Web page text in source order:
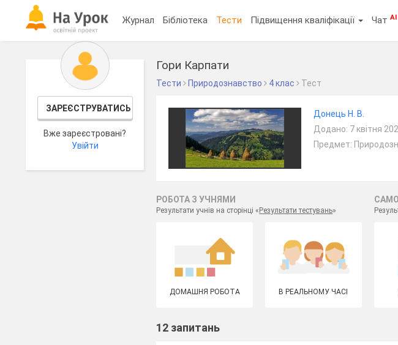
Журнал Бібліотека Тести Підвищення кваліфікації ЧатAI
ЗАРЕЄСТРУВАТИСЬ
Вже зареєстровані?
Увійти
Гори Карпати
Тести Природознавство 4 клас Тест
Донець Н. В.
Додано: 7 квітня
Предмет:
РОБОТА З УЧНЯМИ
Результати учнів на сторінці « Результати тестувань»
ДОМАШНЯ РОБОТА В РЕАЛЬНОМУ ЧАСІ
12 запитань